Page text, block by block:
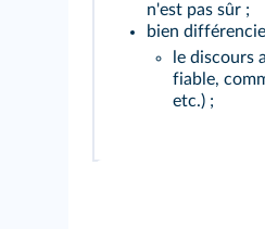
n'est pas sûr ;
bien
le discours
fiable,
etc.) ;